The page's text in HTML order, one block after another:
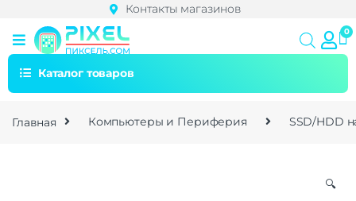
Контакты магазинов
Каталог товаров
Главная Компьютеры и Периферия SSD/HDD
🔍